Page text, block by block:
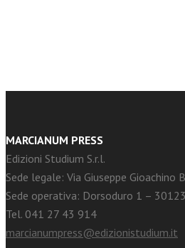
MARCIANUM PRESS
Edizioni Studium S.r.l.
Sede legale: Via Giuseppe Gioachino
Sede operativa: Dorsoduro 1 –
Tel. 041 27 43 914
marcianumpress@edizionistudium.it